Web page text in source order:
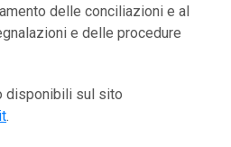
delle conciliazioni e al
e delle procedure
disponibili sul sito
.